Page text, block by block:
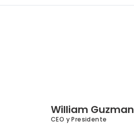
William Guzman
CEO y Presidente